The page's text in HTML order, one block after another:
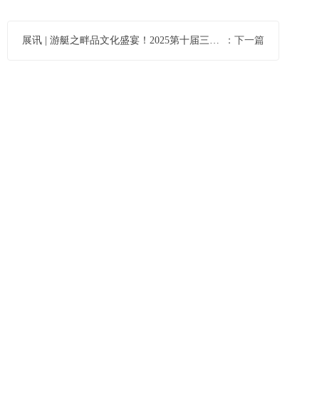
展讯 | 游艇之畔品文化盛宴！2025第十届三亚国际文博会12.26启幕，亮点速看→ ：下一篇